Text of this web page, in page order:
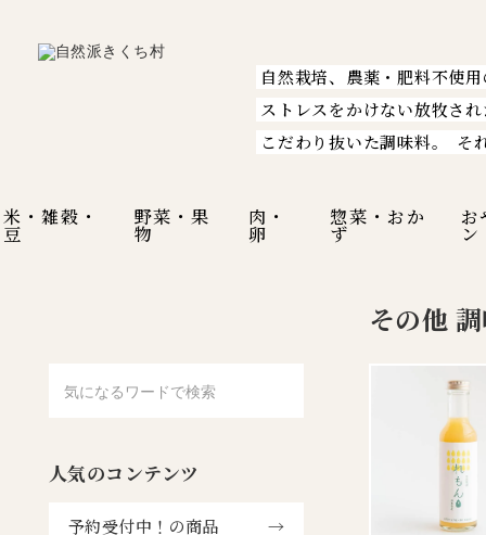
自然栽培、農薬・肥料不使
ストレスをかけない放牧さ
こだわり抜いた調味料。
そ
米・雑穀・
豆
野菜・果
物
肉・
卵
惣菜・おか
ず
お
ン
その他
人気のコンテンツ
予約受付中！の商品